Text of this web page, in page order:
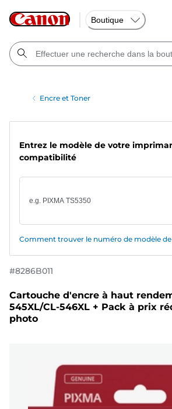
Boutique
Encre et Toner
Entrez le modèle de votre
compatibilité
Comment trouver le numéro de modèle
#8286B011
Cartouche d'encre à haut
545XL/CL-546XL + Pack à prix
photo